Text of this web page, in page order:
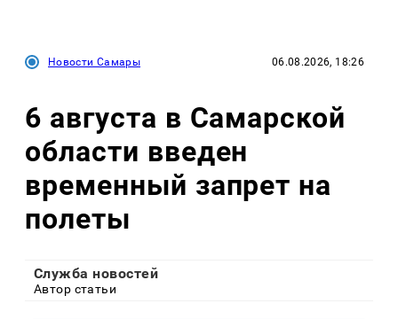
Новости Самары 06.08.2026, 18:26
6 августа в Самарской
области введен
временный запрет на
полеты
Служба новостей
Автор статьи